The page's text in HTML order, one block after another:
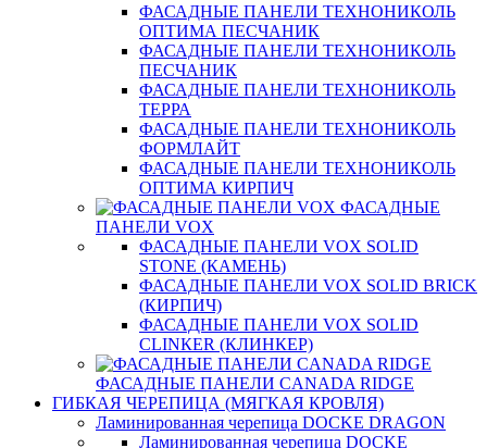
ФАСАДНЫЕ ПАНЕЛИ ТЕХНОНИКОЛЬ
ОПТИМА ПЕСЧАНИК
ФАСАДНЫЕ ПАНЕЛИ ТЕХНОНИКОЛЬ
ПЕСЧАНИК
ФАСАДНЫЕ ПАНЕЛИ ТЕХНОНИКОЛЬ
ТЕРРА
ФАСАДНЫЕ ПАНЕЛИ ТЕХНОНИКОЛЬ
ФОРМЛАЙТ
ФАСАДНЫЕ ПАНЕЛИ ТЕХНОНИКОЛЬ
ОПТИМА КИРПИЧ
ФАСАДНЫЕ
ПАНЕЛИ VOX
ФАСАДНЫЕ ПАНЕЛИ VOX SOLID
STONE (КАМЕНЬ)
ФАСАДНЫЕ ПАНЕЛИ VOX SOLID BRICK
(КИРПИЧ)
ФАСАДНЫЕ ПАНЕЛИ VOX SOLID
CLINКER (КЛИНКЕР)
ФАСАДНЫЕ ПАНЕЛИ CANADA RIDGE
ГИБКАЯ ЧЕРЕПИЦА (МЯГКАЯ КРОВЛЯ)
Ламинированная черепица DOCKE DRAGON
Ламинированная черепица DOCKE